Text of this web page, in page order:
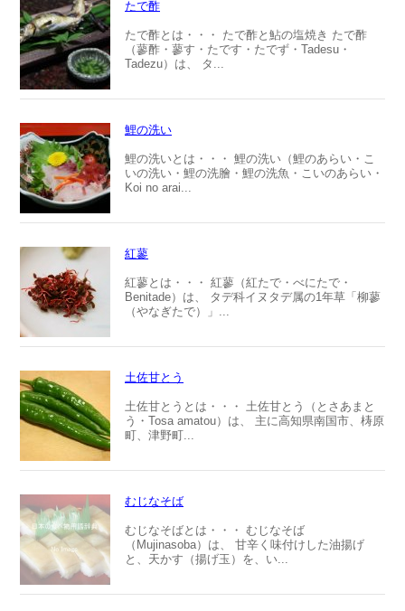
たで酢
たで酢とは・・・ たで酢と鮎の塩焼き たで酢
（蓼酢・蓼す・たです・たでず・Tadesu・
Tadezu）は、 タ...
鯉の洗い
鯉の洗いとは・・・ 鯉の洗い（鯉のあらい・こ
いの洗い・鯉の洗膾・鯉の洗魚・こいのあらい・
Koi no arai...
紅蓼
紅蓼とは・・・ 紅蓼（紅たで・べにたで・
Benitade）は、 タデ科イヌタデ属の1年草「柳蓼
（やなぎたで）」...
土佐甘とう
土佐甘とうとは・・・ 土佐甘とう（とさあまと
う・Tosa amatou）は、 主に高知県南国市、梼原
町、津野町...
むじなそば
むじなそばとは・・・ むじなそば
（Mujinasoba）は、 甘辛く味付けした油揚げ
と、天かす（揚げ玉）を、い...